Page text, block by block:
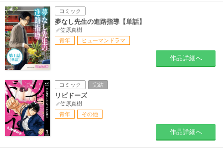
コミック
夢なし先生の進路指導【単話】
笠原真樹
青年
ヒューマンドラマ
作品詳細へ
コミック 完結
リビドーズ
笠原真樹
青年
その他
作品詳細へ